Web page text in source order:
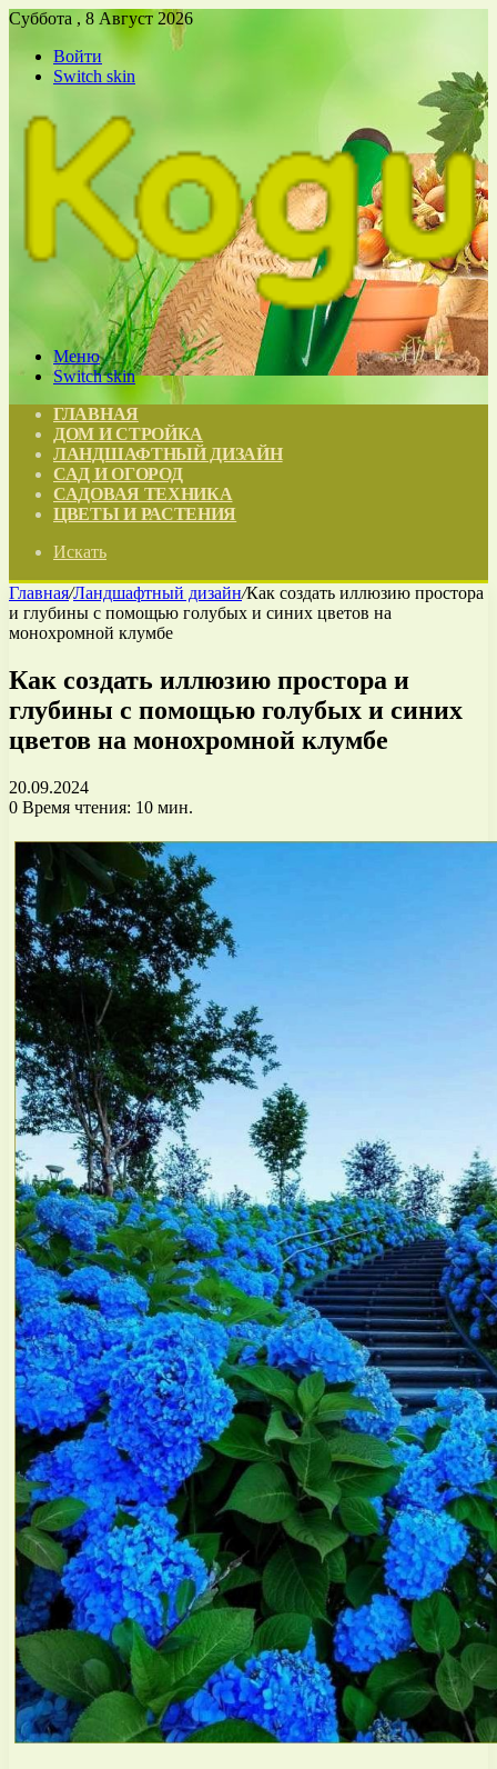
Суббота , 8 Август 2026
Войти
Switch skin
Меню
Switch skin
ГЛАВНАЯ
ДОМ И СТРОЙКА
ЛАНДШАФТНЫЙ ДИЗАЙН
САД И ОГОРОД
САДОВАЯ ТЕХНИКА
ЦВЕТЫ И РАСТЕНИЯ
Искать
Главная/Ландшафтный дизайн/Как создать иллюзию простора
и глубины с помощью голубых и синих цветов на
монохромной клумбе
Как создать иллюзию простора и
глубины с помощью голубых и синих
цветов на монохромной клумбе
20.09.2024
0 Время чтения: 10 мин.